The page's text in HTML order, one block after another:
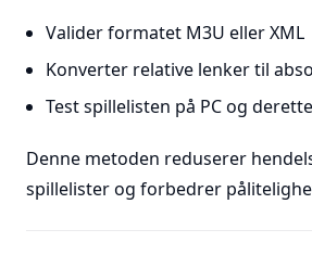
Valider formatet M3U eller XML
Konverter relative lenker til
Test spillelisten på PC og
Denne metoden reduserer
spillelister og forbedrer